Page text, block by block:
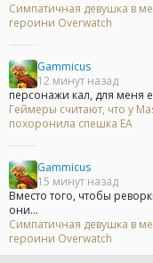
Симпатичная девушка в
героини Overwatch
Gammicus
12 минут назад
персонажи кал, для меня
Геймеры считают, что у
похоронила спешка EA
Gammicus
15 минут назад
Вместо того, чтобы
они...
Симпатичная девушка в
героини Overwatch